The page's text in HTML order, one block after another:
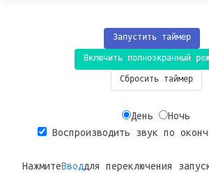
Запустить таймер
Включить полноэкранный
Сбросить таймер
День
Ночь
Воспроизводить звук по
НажмитеВводдля переключения